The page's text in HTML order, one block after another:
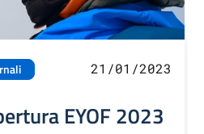
21/01/2023
EYOF 2023